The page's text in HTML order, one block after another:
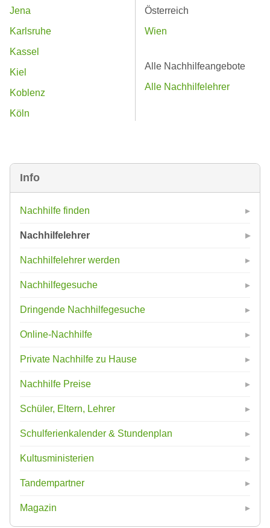
Info
Nachhilfe finden
Nachhilfelehrer
Nachhilfelehrer werden
Nachhilfegesuche
Dringende Nachhilfegesuche
Online-Nachhilfe
Private Nachhilfe zu Hause
Nachhilfe Preise
Schüler, Eltern, Lehrer
Schulferienkalender & Stundenplan
Kultusministerien
Tandempartner
Magazin
Jena
Karlsruhe
Kassel
Kiel
Koblenz
Köln
Österreich
Wien
Alle Nachhilfeangebote
Alle Nachhilfelehrer